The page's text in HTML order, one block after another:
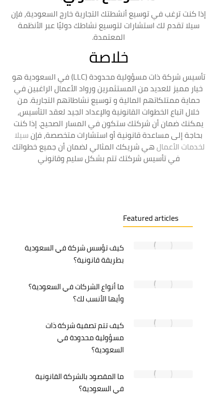
إذا كنت ترغب في توسيع أنشطتك التجارية خارج السعودية، فإن
سيلا تقدم لك استشارات لتوسيع نشاطك دوليًا عبر الأنظمة
المعتمدة.
خلاصة
تأسيس شركة ذات مسؤولية محدودة (LLC) في السعودية هو
خيار مميز للعديد من المستثمرين ورواد الأعمال الراغبين في
حماية ممتلكاتهم المالية و توسيع نشاطاتهم التجارية. من
خلال اتباع الخطوات القانونية والإعداد الجيد لعقد التأسيس،
يمكنك ضمان أن شركتك ستكون في المسار الصحيح. إذا كنت
بحاجة إلى مساعدة قانونية أو استشارات متخصصة، فإنسيلا
لخدمات الأعمالهي شريكك المثالي لضمان أن جميع خطواتك
في تأسيس شركتك تتم بشكل سليم وقانوني
Featured articles
كيف تؤسس شركة في السعودية
بطريقة قانونية؟
ما أنواع الشركات في السعودية؟
وأيها الأنسب لك؟
كيف تتم تصفية شركة ذات
مسؤولية محدودة في
السعودية؟
ما المقصود بالشركة القانونية
في السعودية؟